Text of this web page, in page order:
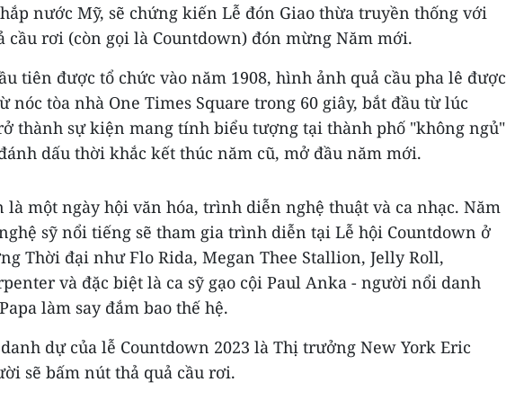
nước Mỹ, sẽ chứng kiến Lễ đón Giao thừa truyền thống với
cầu rơi (còn gọi là Countdown) đón mừng Năm mới.
tiên được tổ chức vào năm 1908, hình ảnh quả cầu pha lê được
nóc tòa nhà One Times Square trong 60 giây, bắt đầu từ lúc
thành sự kiện mang tính biểu tượng tại thành phố "không ngủ"
dấu thời khắc kết thúc năm cũ, mở đầu năm mới.
là một ngày hội văn hóa, trình diễn nghệ thuật và ca nhạc. Năm
sỹ nổi tiếng sẽ tham gia trình diễn tại Lễ hội Countdown ở
Thời đại như Flo Rida, Megan Thee Stallion, Jelly Roll,
và đặc biệt là ca sỹ gạo cội Paul Anka - người nổi danh
làm say đắm bao thế hệ.
dự của lễ Countdown 2023 là Thị trưởng New York Eric
sẽ bấm nút thả quả cầu rơi.